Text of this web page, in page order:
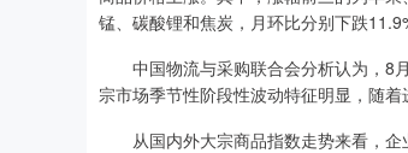
锰、碳酸锂和焦炭，月环比分别下跌
中国物流与采购联合会分析认为，8月
宗市场季节性阶段性波动特征明显，随着
从国内外大宗商品指数走势来看，企